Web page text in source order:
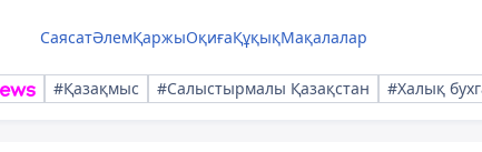
СаясатӘлемҚаржыОқиғаҚұқықМақалалар
#Қазақмыс #Салыстырмалы Қазақстан #Халық